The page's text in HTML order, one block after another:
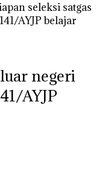
seleksi satgas
AYJP belajar
negeri
AYJP